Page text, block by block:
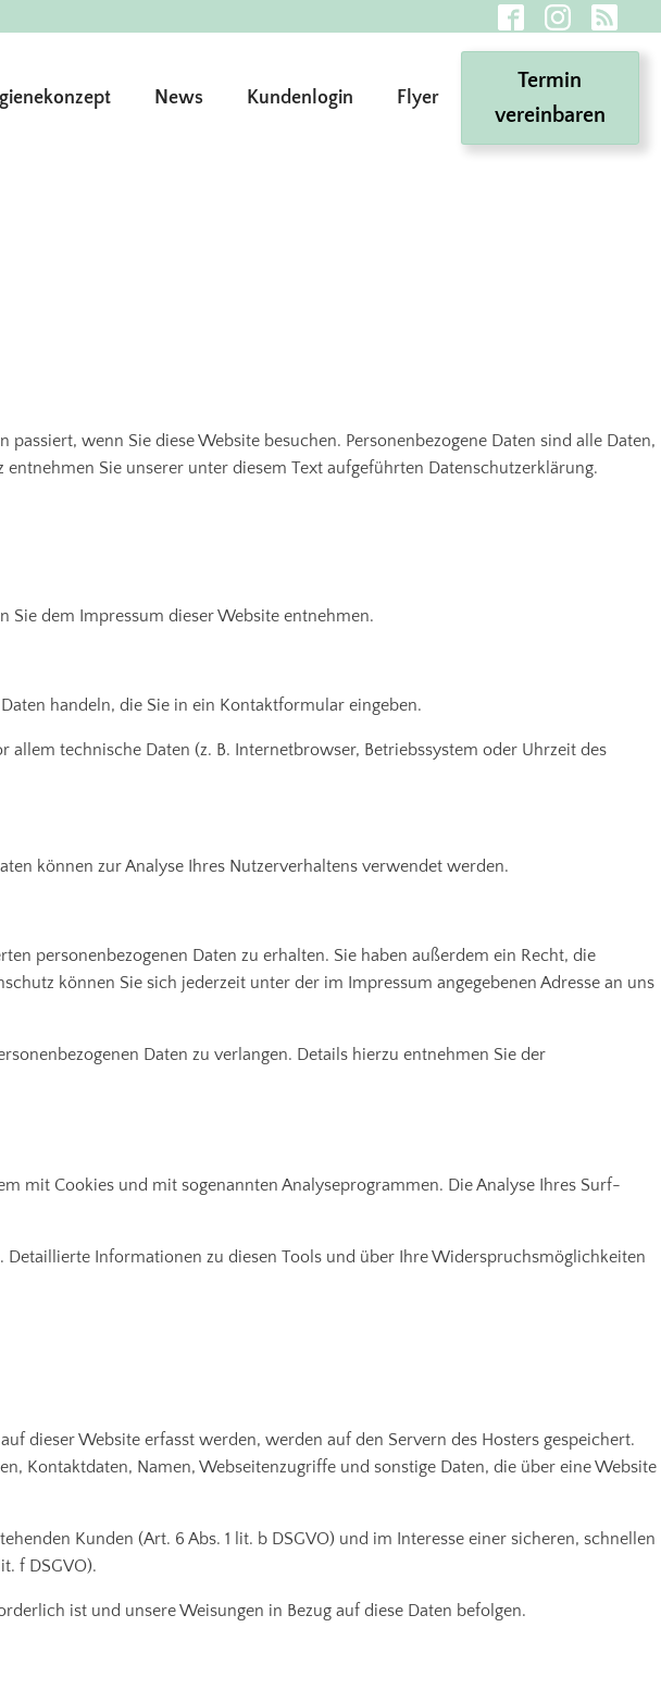
News Kundenlogin Flyer
Termin
vereinbaren
wenn Sie diese Website besuchen. Personenbezogene Daten sind alle Daten,
Sie unserer unter diesem Text aufgeführten Datenschutzerklärung.
Sie dem Impressum dieser Website entnehmen.
handeln, die Sie in ein Kontaktformular eingeben.
technische Daten (z. B. Internetbrowser, Betriebssystem oder Uhrzeit des
können zur Analyse Ihres Nutzerverhaltens verwendet werden.
personenbezogenen Daten zu erhalten. Sie haben außerdem ein Recht, die
können Sie sich jederzeit unter der im Impressum angegebenen Adresse an uns
Daten zu verlangen. Details hierzu entnehmen Sie der
mit Cookies und mit sogenannten Analyseprogrammen. Die Analyse Ihres Surf-
Informationen zu diesen Tools und über Ihre Widerspruchsmöglichkeiten
dieser Website erfasst werden, werden auf den Servern des Hosters gespeichert.
Kontaktdaten, Namen, Webseitenzugriffe und sonstige Daten, die über eine Website
Kunden (Art. 6 Abs. 1 lit. b DSGVO) und im Interesse einer sicheren, schnellen
f DSGVO).
ist und unsere Weisungen in Bezug auf diese Daten befolgen.